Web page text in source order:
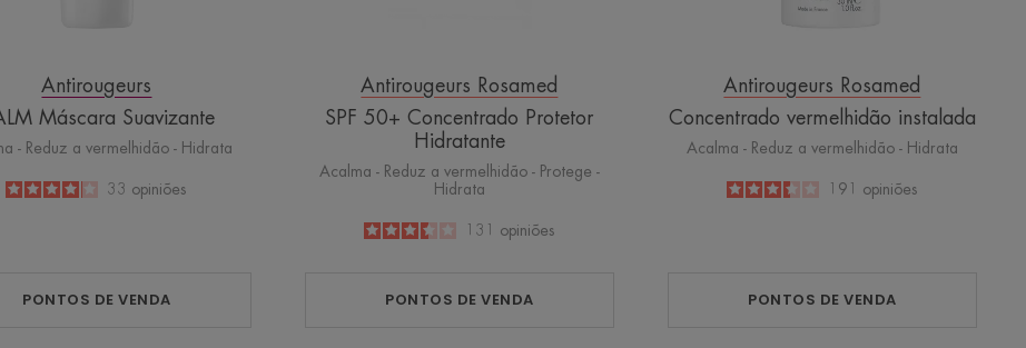
Antirougeurs
Máscara Suavizante
- Reduz a vermelhidão - Hidrata
4.1
/
5
33 opiniões
PONTOS DE VENDA
Antirougeurs Rosamed
SPF 50+ Concentrado Protetor
Hidratante
Acalma - Reduz a vermelhidão - Protege -
Hidrata
3.5
131 opiniões
PONTOS DE VENDA
Antirougeurs Rosamed
Concentrado vermelhidão instalada
Acalma - Reduz a vermelhidão - Hidrata
3.4
191 opiniões
PONTOS DE VENDA